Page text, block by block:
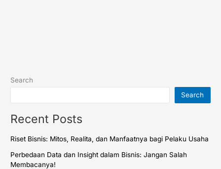
Search
Search
Recent Posts
Riset Bisnis: Mitos, Realita, dan Manfaatnya bagi Pelaku Usaha
Perbedaan Data dan Insight dalam Bisnis: Jangan Salah
Membacanya!